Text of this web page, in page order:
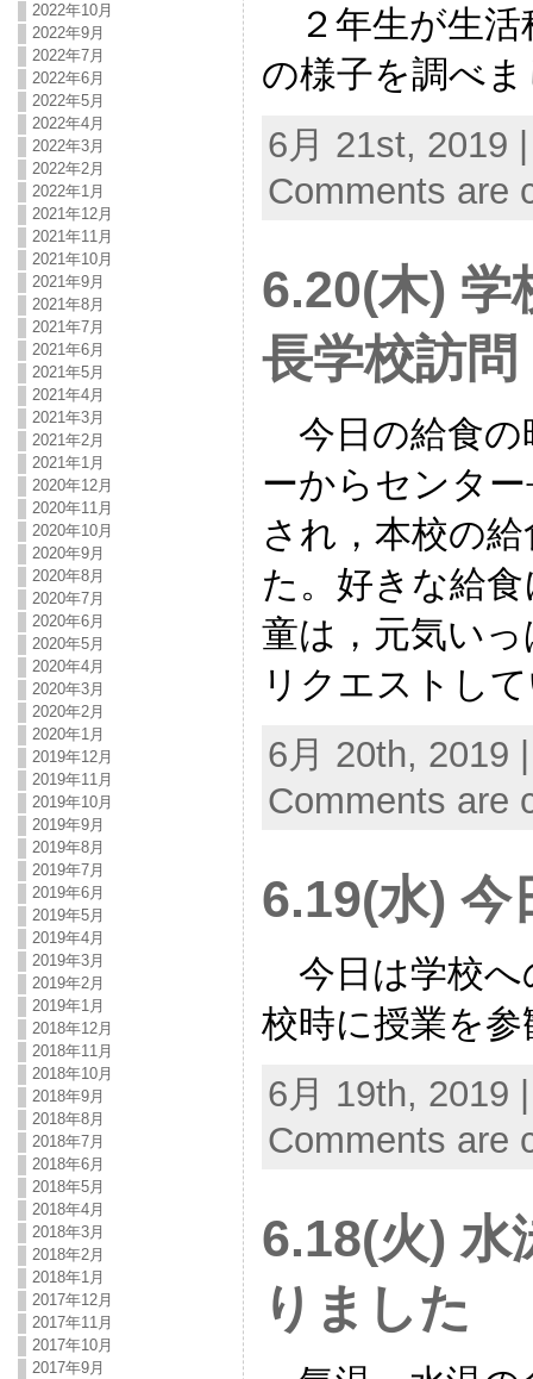
2022年10月
2022年9月
2022年7月
2022年6月
2022年5月
2022年4月
2022年3月
2022年2月
2022年1月
2021年12月
2021年11月
2021年10月
2021年9月
2021年8月
2021年7月
2021年6月
2021年5月
2021年4月
2021年3月
2021年2月
2021年1月
2020年12月
2020年11月
2020年10月
2020年9月
2020年8月
2020年7月
2020年6月
2020年5月
2020年4月
2020年3月
2020年2月
2020年1月
2019年12月
2019年11月
2019年10月
2019年9月
2019年8月
2019年7月
2019年6月
2019年5月
2019年4月
2019年3月
2019年2月
2019年1月
2018年12月
2018年11月
2018年10月
2018年9月
2018年8月
2018年7月
2018年6月
2018年5月
2018年4月
2018年3月
2018年2月
2018年1月
2017年12月
2017年11月
2017年10月
2017年9月
２年生が生活
の様子を調べ
6月 21st, 2019
Comments are
6.20(木) 学
長学校訪問
今日の給食の
ーからセンタ
され，本校の
た。好きな給
童は，元気い
リクエストし
6月 20th, 2019
Comments are
6.19(水) 今
今日は学校へ
校時に授業を
6月 19th, 2019
Comments are
6.18(火) 水
りました